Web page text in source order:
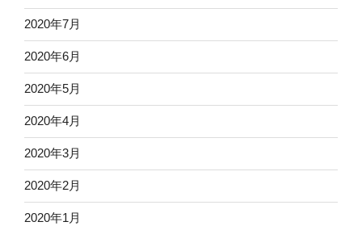
2020年7月
2020年6月
2020年5月
2020年4月
2020年3月
2020年2月
2020年1月